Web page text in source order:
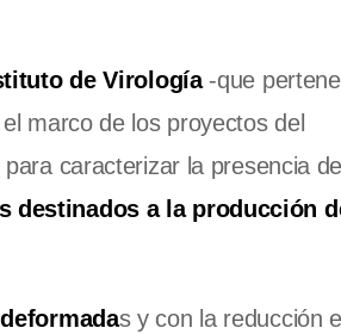
de Virología-que
marco de los proyectos del
caracterizar la presencia del
destinados a la producción
s y con la reducción